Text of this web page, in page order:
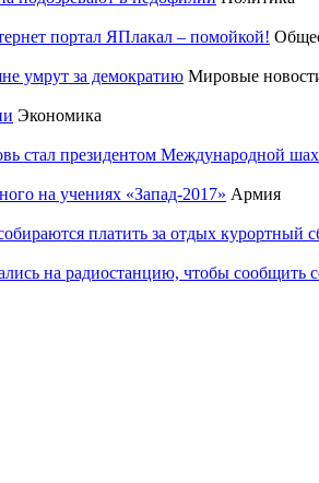
портал ЯПлакал – помойкой!
умрут за демократию Мировые
Экономика
стал президентом Международной
на учениях «Запад-2017» Армия
платить за отдых курортный
на радиостанцию, чтобы сообщить